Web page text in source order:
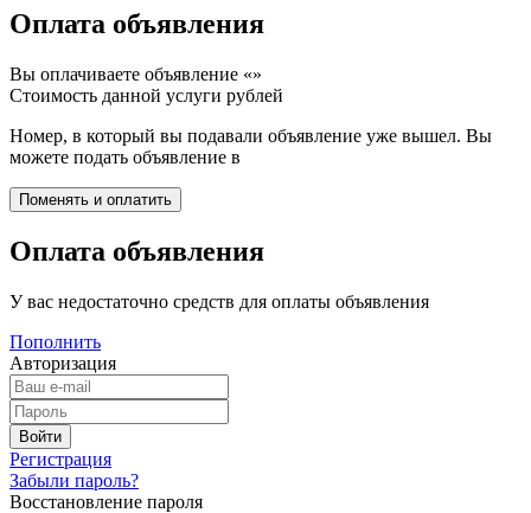
Оплата объявления
Вы оплачиваете объявление «»
Стоимость данной услуги рублей
Номер, в который вы подавали объявление уже вышел. Вы
можете подать объявление в
Оплата объявления
У вас недостаточно средств для оплаты объявления
Пополнить
Авторизация
Регистрация
Забыли пароль?
Восстановление пароля